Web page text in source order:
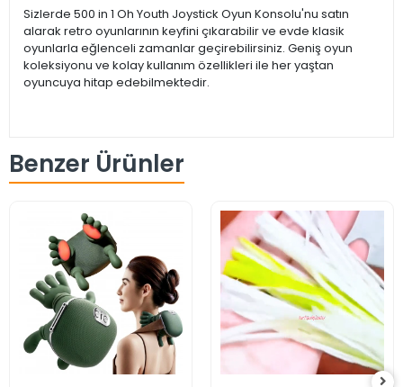
Sizlerde 500 in 1 Oh Youth Joystick Oyun Konsolu'nu satın
alarak retro oyunlarının keyfini çıkarabilir ve evde klasik
oyunlarla eğlenceli zamanlar geçirebilirsiniz. Geniş oyun
koleksiyonu ve kolay kullanım özellikleri ile her yaştan
oyuncuya hitap edebilmektedir.
Benzer Ürünler